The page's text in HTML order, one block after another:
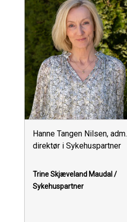
Hanne Tangen Nilsen, adm.
direktør i Sykehuspartner
Trine Skjæveland Maudal /
Sykehuspartner